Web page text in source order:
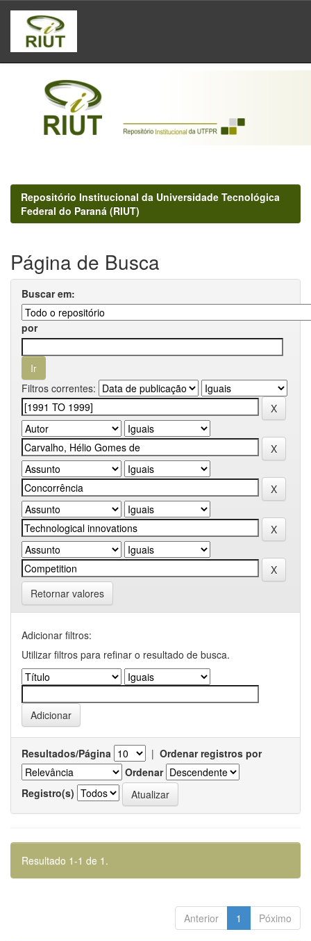
Skip
navigation
Repositório Institucional da Universidade Tecnológica
Federal do Paraná (RIUT)
Página de Busca
Buscar em:
por
Filtros correntes:
Retornar valores
Adicionar filtros:
Utilizar filtros para refinar o resultado de busca.
Resultados/Página | Ordenar registros por
Ordenar
Registro(s)
Resultado 1-1 de 1.
Anterior 1 Póximo